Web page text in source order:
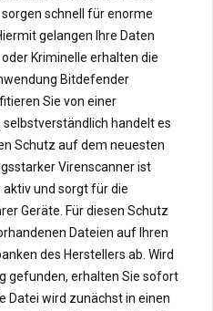
schnell für enorme
gelangen Ihre Daten
Kriminelle erhalten die
Bitdefender
Sie von einer
handelt es
Schutz auf dem neuesten
Virenscanner ist
und sorgt für die
Geräte. Für diesen Schutz
Dateien auf Ihren
des Herstellers ab. Wird
gefunden, erhalten Sie sofort
Datei wird zunächst in einen